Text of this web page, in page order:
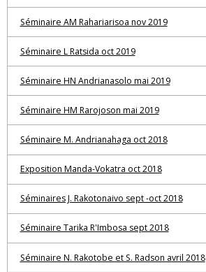
Séminaire AM Rahariarisoa nov 2019
Séminaire L Ratsida oct 2019
Séminaire HN Andrianasolo mai 2019
Séminaire HM Rarojoson mai 2019
Séminaire M. Andrianahaga oct 2018
Exposition Manda-Vokatra oct 2018
Séminaires J. Rakotonaivo sept -oct 2018
Séminaire Tarika R'Imbosa sept 2018
Séminaire N. Rakotobe et S. Radson avril 2018